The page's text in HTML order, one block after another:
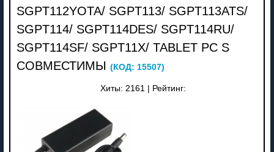
SGPT112YOTA/ SGPT113/ SGPT113ATS/
SGPT114/ SGPT114DES/ SGPT114RU/
SGPT114SF/ SGPT11X/ TABLET PC S
СОВМЕСТИМЫ (КОД: 15507)
Хиты: 2161 Рейтинг: